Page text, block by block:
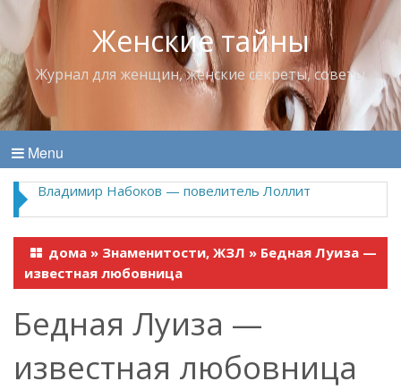
Женские тайны
Журнал для женщин, женские секреты, советы
Menu
Владимир Набоков — повелитель Лоллит
дома » Знаменитости, ЖЗЛ » Бедная Луиза —
известная любовница
Бедная Луиза —
известная любовница